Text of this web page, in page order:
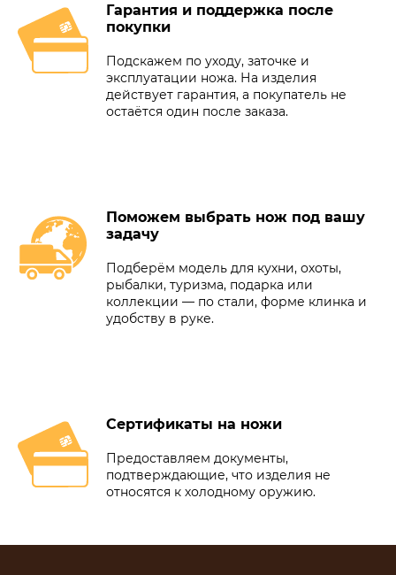
Гарантия и поддержка после
покупки
Подскажем по уходу, заточке и
эксплуатации ножа. На изделия
действует гарантия, а покупатель не
остаётся один после заказа.
Поможем выбрать нож под вашу
задачу
Подберём модель для кухни, охоты,
рыбалки, туризма, подарка или
коллекции — по стали, форме клинка и
удобству в руке.
Сертификаты на ножи
Предоставляем документы,
подтверждающие, что изделия не
относятся к холодному оружию.